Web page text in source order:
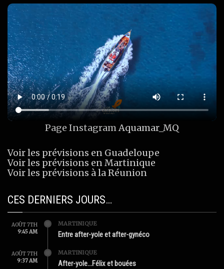
Page InstagramAquamar_MQ
Voir les prévisions en Guadeloupe
Voir les prévisions en Martinique
Voir les prévisions à la Réunion
CES DERNIERS JOURS…
AOÛT 7TH
9:45 AM
MARTINIQUE
Entre after-yole et after-gynéco
AOÛT 7TH
9:37 AM
MARTINIQUE
After-yole…Félix et bouées